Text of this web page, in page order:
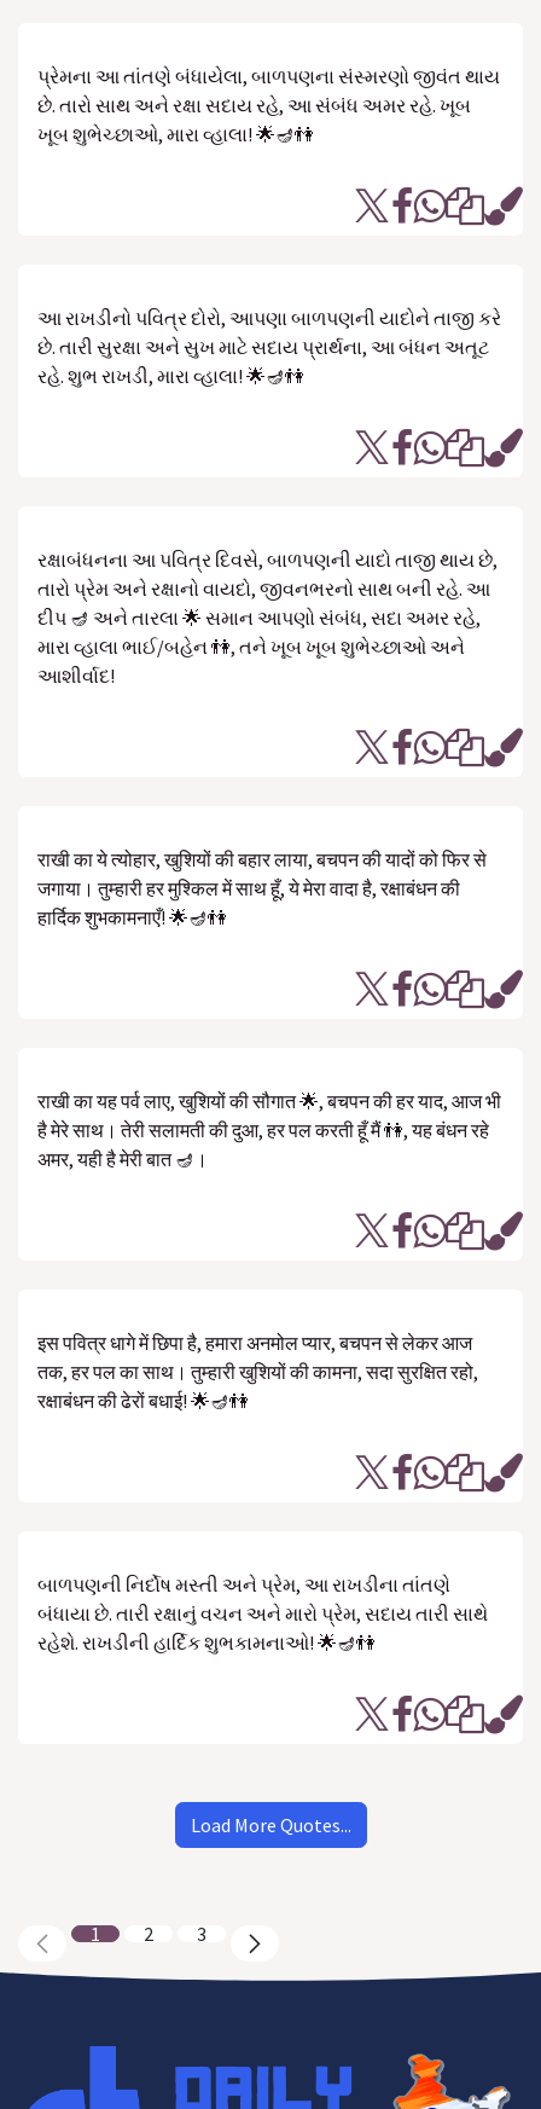
પ્રેમના આ તાંતણે બંધાયેલા, બાળપણના સંસ્મરણો જીવંત થાય
છે. તારો સાથ અને રક્ષા સદાય રહે, આ સંબંધ અમર રહે. ખૂબ
ખૂબ શુભેચ્છાઓ, મારા વ્હાલા! 🌟🪔👫
આ રાખડીનો પવિત્ર દોરો, આપણા બાળપણની યાદોને તાજી કરે
છે. તારી સુરક્ષા અને સુખ માટે સદાય પ્રાર્થના, આ બંધન અતૂટ
રહે. શુભ રાખડી, મારા વ્હાલા! 🌟🪔👫
રક્ષાબંધનના આ પવિત્ર દિવસે, બાળપણની યાદો તાજી થાય છે,
તારો પ્રેમ અને રક્ષાનો વાયદો, જીવનભરનો સાથ બની રહે. આ
દીપ 🪔 અને તારલા 🌟 સમાન આપણો સંબંધ, સદા અમર રહે,
મારા વ્હાલા ભાઈ/બહેન 👫, તને ખૂબ ખૂબ શુભેચ્છાઓ અને
આશીર્વાદ!
राखी का ये त्योहार, खुशियों की बहार लाया, बचपन की यादों को फिर से
जगाया। तुम्हारी हर मुश्किल में साथ हूँ, ये मेरा वादा है, रक्षाबंधन की
हार्दिक शुभकामनाएँ! 🌟🪔👫
राखी का यह पर्व लाए, खुशियों की सौगात 🌟, बचपन की हर याद, आज भी
है मेरे साथ। तेरी सलामती की दुआ, हर पल करती हूँ मैं 👫, यह बंधन रहे
अमर, यही है मेरी बात 🪔।
इस पवित्र धागे में छिपा है, हमारा अनमोल प्यार, बचपन से लेकर आज
तक, हर पल का साथ। तुम्हारी खुशियों की कामना, सदा सुरक्षित रहो,
रक्षाबंधन की ढेरों बधाई! 🌟🪔👫
બાળપણની નિર્દોષ મસ્તી અને પ્રેમ, આ રાખડીના તાંતણે
બંધાયા છે. તારી રક્ષાનું વચન અને મારો પ્રેમ, સદાય તારી સાથે
રહેશે. રાખડીની હાર્દિક શુભકામનાઓ! 🌟🪔👫
Load More Quotes...
1 2 3